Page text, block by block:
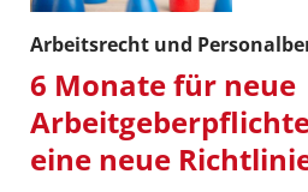
Arbeitsrecht und
6 Monate für neue
eine neue